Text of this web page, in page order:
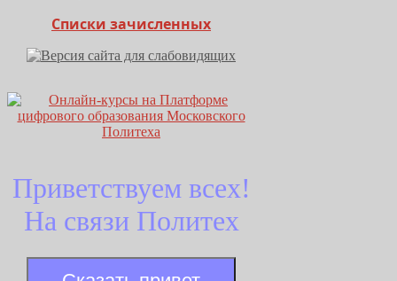
Списки зачисленных
Приветствуем всех!
На связи Политех